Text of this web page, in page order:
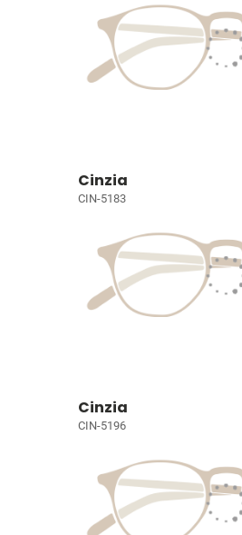
Cinzia
CIN-5183
Cinzia
CIN-5196